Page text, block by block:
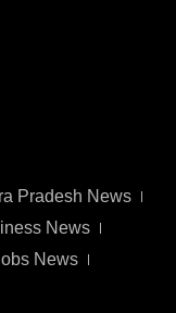
Pradesh News
News
News